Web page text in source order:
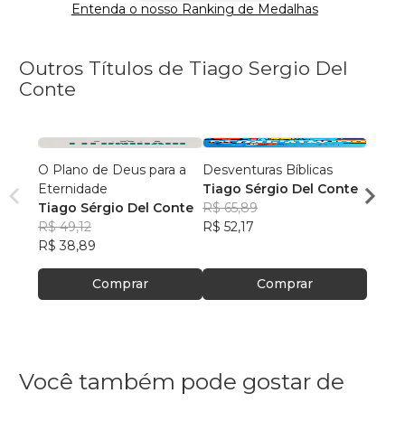
Entenda o nosso Ranking de Medalhas
Outros Títulos de Tiago Sergio Del
Conte
O Plano de Deus para a
Eternidade
Tiago Sérgio Del Conte
R$ 49,12
R$ 38,89
Comprar
Desventuras Bíblicas
Tiago Sérgio Del Conte
R$ 65,89
R$ 52,17
Comprar
Você também pode gostar de